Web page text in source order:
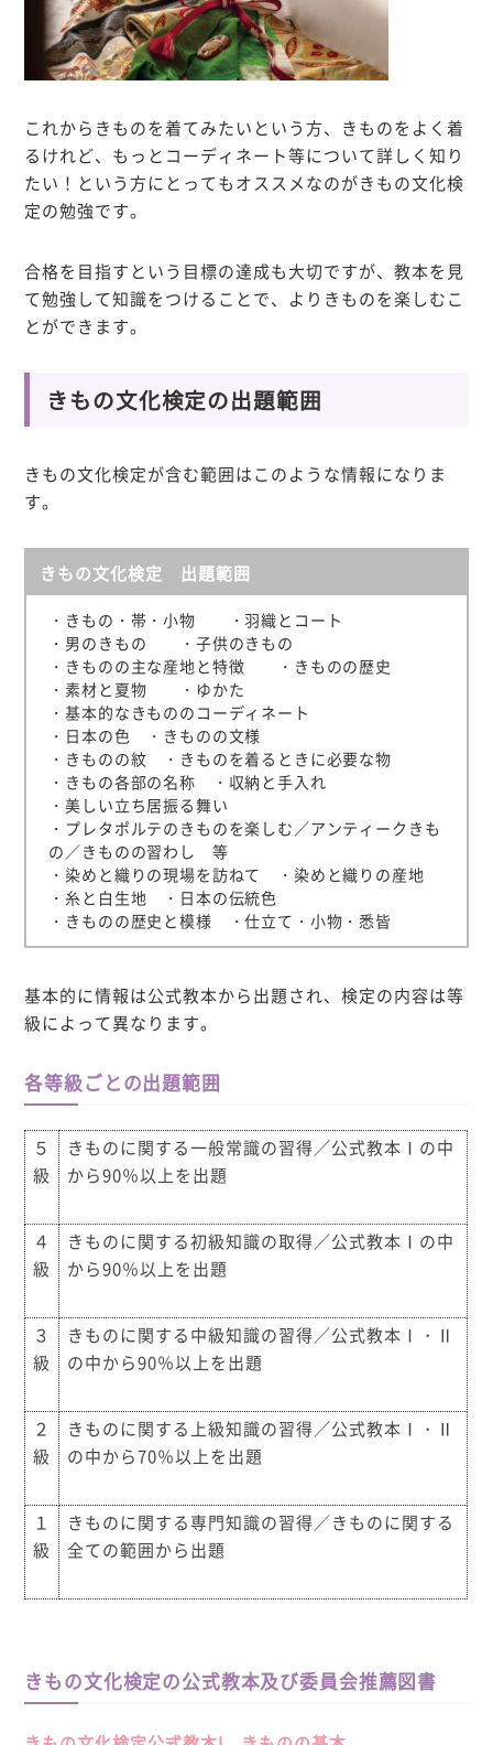
これからきものを着てみたいという方、きものをよく着
るけれど、もっとコーディネート等について詳しく知り
たい！という方にとってもオススメなのがきもの文化検
定の勉強です。
合格を目指すという目標の達成も大切ですが、教本を見
て勉強して知識をつけることで、よりきものを楽しむこ
とができます。
きもの文化検定の出題範囲
きもの文化検定が含む範囲はこのような情報になりま
す。
きもの文化検定 出題範囲
・きもの・帯・小物 ・羽織とコート
・男のきもの ・子供のきもの
・きものの主な産地と特徴 ・きものの歴史
・素材と夏物 ・ゆかた
・基本的なきもののコーディネート
・日本の色 ・きものの文様
・きものの紋 ・きものを着るときに必要な物
・きもの各部の名称 ・収納と手入れ
・美しい立ち居振る舞い
・プレタポルテのきものを楽しむ／アンティークきも
の／きものの習わし 等
・染めと織りの現場を訪ねて ・染めと織りの産地
・糸と白生地 ・日本の伝統色
・きものの歴史と模様 ・仕立て・小物・悉皆
基本的に情報は公式教本から出題され、検定の内容は等
級によって異なります。
各等級ごとの出題範囲
５
級
きものに関する一般常識の習得／公式教本Ⅰの中
から90％以上を出題
４
級
きものに関する初級知識の取得／公式教本Ⅰの中
から90％以上を出題
３
級
きものに関する中級知識の習得／公式教本Ⅰ・Ⅱ
の中から90％以上を出題
２
級
きものに関する上級知識の習得／公式教本Ⅰ・Ⅱ
の中から70％以上を出題
１
級
きものに関する専門知識の習得／きものに関する
全ての範囲から出題
きもの文化検定の公式教本及び委員会推薦図書